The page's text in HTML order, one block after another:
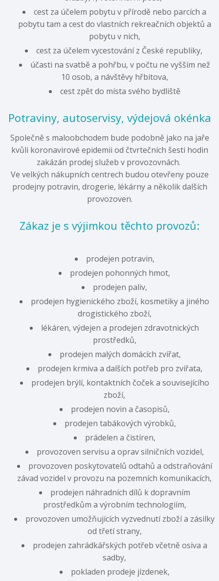
cest za účelem pobytu v přírodě nebo parcích a
pobytu tam a cest do vlastních rekreačních objektů a
pobytu v nich,
cest za účelem vycestování z České republiky,
účasti na svatbě a pohřbu, v počtu ne vyšším než
10 osob, a návštěvy hřbitova,
cest zpět do místa svého bydliště
Potraviny, autoservisy, výdejová okénka
Společně s maloobchodem bude podobně jako na jaře
kvůli koronavirové epidemii od čtvrtečních šesti hodin
zakázán prodej služeb v provozovnách.
Ve velkých nákupních centrech budou otevřeny pouze
prodejny potravin, drogerie, lékárny a několik dalších
provozoven.
Zákaz je s výjimkou těchto provozů:
prodejen potravin,
prodejen pohonných hmot,
prodejen paliv,
prodejen hygienického zboží, kosmetiky a jiného
drogistického zboží,
lékáren, výdejen a prodejen zdravotnických
prostředků,
prodejen malých domácích zvířat,
prodejen krmiva a dalších potřeb pro zvířata,
prodejen brýlí, kontaktních čoček a souvisejícího
zboží,
prodejen novin a časopisů,
prodejen tabákových výrobků,
prádelen a čistíren,
provozoven servisu a oprav silničních vozidel,
provozoven poskytovatelů odtahů a odstraňování
závad vozidel v provozu na pozemních komunikacích,
prodejen náhradních dílů k dopravním
prostředkům a výrobním technologiím,
provozoven umožňujících vyzvednutí zboží a zásilky
od třetí strany,
prodejen zahrádkářských potřeb včetně osiva a
sadby,
pokladen prodeje jízdenek,